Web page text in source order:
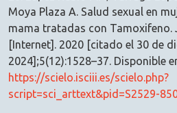
Moya Plaza A. Salud sexual en
mama tratadas con Tamoxifeno.
[Internet]. 2020 [citado el 30 de
2024];5(12):1528–37. Disponible
https://scielo.isciii.es/scielo.php?
script=sci_arttext&pid=S2529-